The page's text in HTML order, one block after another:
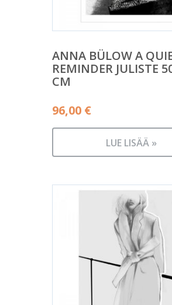
ANNA BÜLOW A
REMINDER JULISTE
CM
96,00 €
LUE LISÄÄ »